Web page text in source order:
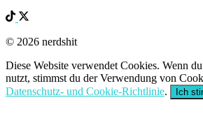
© 2026 nerdshit
Diese Website verwendet Cookies. Wenn
nutzt, stimmst du der Verwendung von
Datenschutz- und Cookie-Richtlinie. Ich